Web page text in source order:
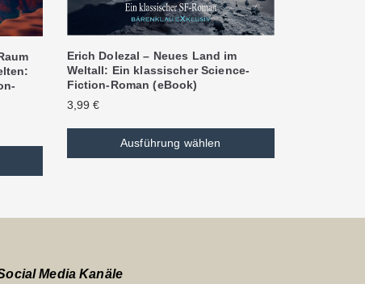
Erich Dolezal – Neues Land im
Weltall: Ein klassischer Science-
Fiction-Roman (eBook)
3,99€
Ausführung wählen
Media Kanäle